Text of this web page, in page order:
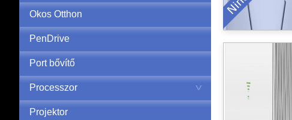
Okos Otthon
PenDrive
Port bővítő
Processzor
Projektor